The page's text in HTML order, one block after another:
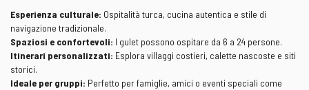
Esperienza culturale: Ospitalità turca, cucina autentica e stile di
navigazione tradizionale.
Spaziosi e confortevoli: I gulet possono ospitare da 6 a 24 persone.
Itinerari personalizzati: Esplora villaggi costieri, calette nascoste e siti
storici.
Ideale per gruppi: Perfetto per famiglie, amici o eventi speciali come